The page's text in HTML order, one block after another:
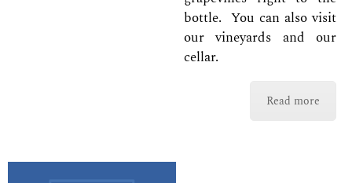
bottle. You can also visit
our vineyards and our
cellar.
Read more